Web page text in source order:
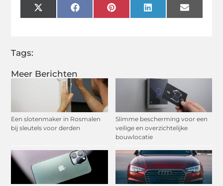
Meer Berichten
Een slotenmaker in Rosmalen
bij sleutels voor derden
Slimme bescherming voor een
veilige en overzichtelijke
bouwlocatie
X
(Twitter)
FacebookPinterestLinkedInEmail
Tags: